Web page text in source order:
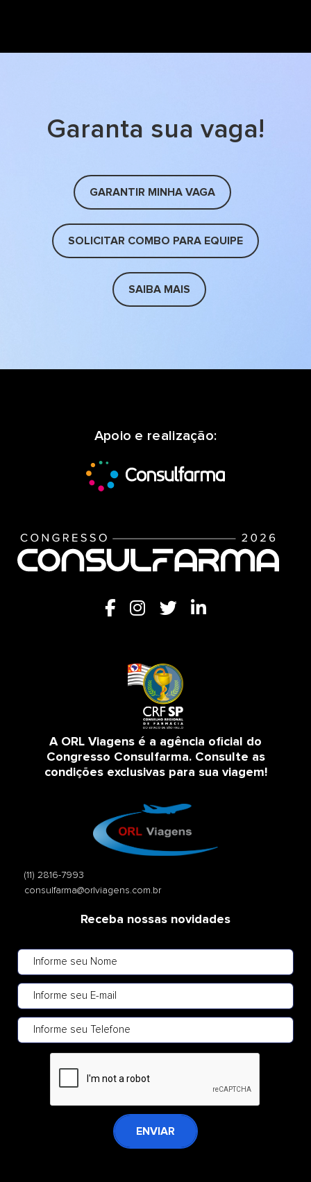
Garanta sua vaga!
GARANTIR MINHA VAGA
SOLICITAR COMBO PARA EQUIPE
SAIBA MAIS
Apoio e realização:
A ORL Viagens é a agência oficial do
Congresso Consulfarma. Consulte as
condições exclusivas para sua viagem!
(11) 2816-7993
consulfarma@orlviagens.com.br
Receba nossas novidades
ENVIAR